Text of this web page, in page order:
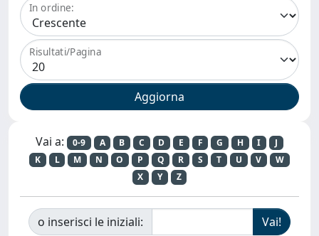
In ordine:
Risultati/Pagina
Vai a: 0-9 A B C D E F G H I
J
K
L M N O P Q R S T U V
W
X
Y Z
o inserisci le iniziali: